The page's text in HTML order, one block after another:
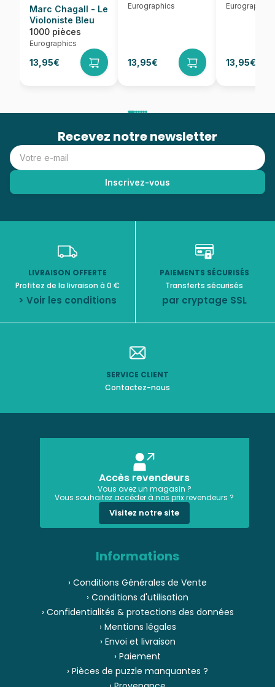
Marc Chagall - Le
Violoniste Bleu
1000 pièces
Eurographics
13,95€
Eurographics
13,95€
Eurographics
13,95€
Recevez notre newsletter
LIVRAISON OFFERTE
Profitez de la livraison à 0 €
> Voir les conditions
PAIEMENTS SÉCURISÉS
Transferts sécurisés
par cryptage SSL
SERVICE CLIENT
Contactez-nous
Accès revendeurs
Vous avez un magasin ?
Vous souhaitez accéder à nos prix revendeurs ?
Visitez notre site
Informations
› Conditions Générales de Vente
› Conditions d'utilisation
› Confidentialités & protections des données
› Mentions légales
› Envoi et livraison
› Paiement
› Pièces de puzzle manquantes ?